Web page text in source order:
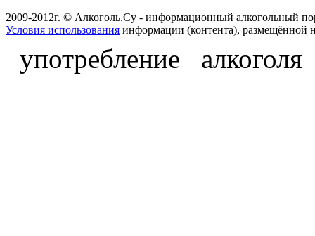
2009-2012г. © Алкоголь.Су - информационный алкогольный
Условия использования информации (контента), размещённой
употребление